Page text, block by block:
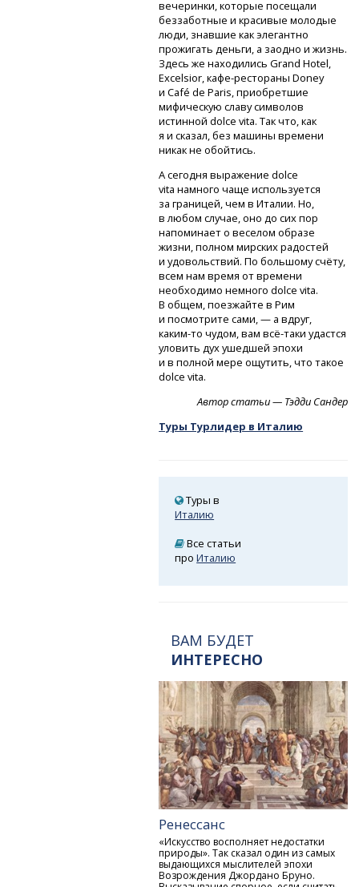
вечеринки, которые посещали
беззаботные и красивые молодые
люди, знавшие как элегантно
прожигать деньги, а заодно и жизнь.
Здесь же находились Grand Hotel,
Excelsior,кафе-рестораны Doney
и Café de Paris, приобретшие
мифическую славу символов
истинной dolce vita. Так что, как
я и сказал, без машины времени
никак не обойтись.
А сегодня выражение dolce
vita намного чаще используется
за границей, чем в Италии. Но,
в любом случае, оно до сих пор
напоминает о веселом образе
жизни, полном мирских радостей
и удовольствий. По большому счёту,
всем нам время от времени
необходимо немного dolce vita.
В общем, поезжайте в Рим
и посмотрите сами, — а вдруг,
каким-то чудом, вамвсё-таки удастся
уловить дух ушедшей эпохи
и в полной мере ощутить, что такое
dolce vita.
Автор статьи — Тэдди Сандер
Туры Турлидер в Италию
Туры в
Италию
Все статьи
проИталию
ВАМ БУДЕТ
ИНТЕРЕСНО
Ренессанс
«Искусство восполняет недостатки
природы». Так сказал один из самых
выдающихся мыслителей эпохи
Возрождения Джордано Бруно.